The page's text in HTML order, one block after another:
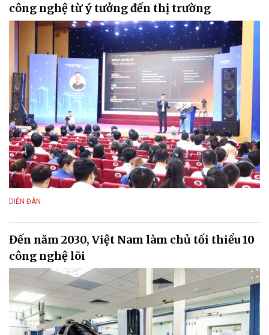
công nghệ từ ý tưởng đến thị trường
DIỄN ĐÀN
Đến năm 2030, Việt Nam làm chủ tối thiểu 10
công nghệ lõi